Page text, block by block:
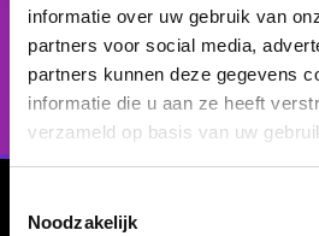
informatie over uw gebruik van
partners voor social media,
partners kunnen deze gegevens
informatie die u aan ze heeft
verzameld op basis van uw
Noodzakelijk
Volg & tag
met jouw